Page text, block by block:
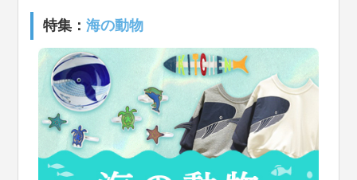
特集：海の動物